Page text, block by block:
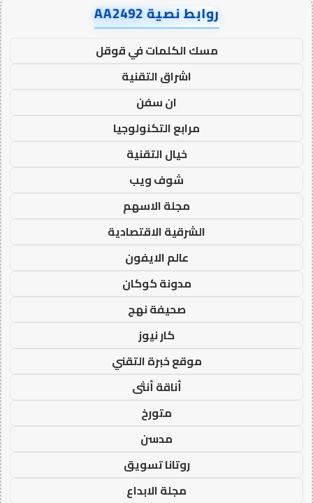
روابط نصية AA2492
مسك الكلمات في قوقل
اشراق التقنية
ان سفن
مرابع التكنولوجيا
خيال التقنية
شوف ويب
مجلة الاسهم
الشرقية الاقتصادية
عالم الايفون
مدونة كوكان
صحيفة نهج
كار نيوز
موقع خبرة التقني
أناقة أنثى
متورخ
مدسن
روتانا تسويق
مجلة الابداع